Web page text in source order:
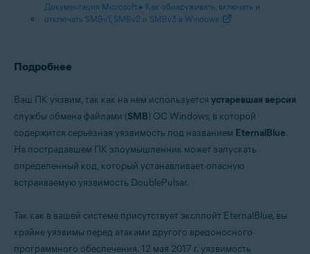
Документация Microsoft ▸ Как обнаруживать, включать и
отключать SMBv1, SMBv2 и SMBv3 в Windows
Подробнее
Ваш ПК уязвим, так как на нем используется устаревшая версия
службы обмена файлами (SMB) ОС Windows, в которой
содержится серьезная уязвимость под названием EternalBlue.
На пострадавшем ПК злоумышленник может запускать
определенный код, который устанавливает опасную
встраиваемую уязвимость DoublePulsar.
Так как в вашей системе присутствует эксплойт EternalBlue, вы
крайне уязвимы перед атаками другого вредоносного
программного обеспечения. 12 мая 2017 г. уязвимость